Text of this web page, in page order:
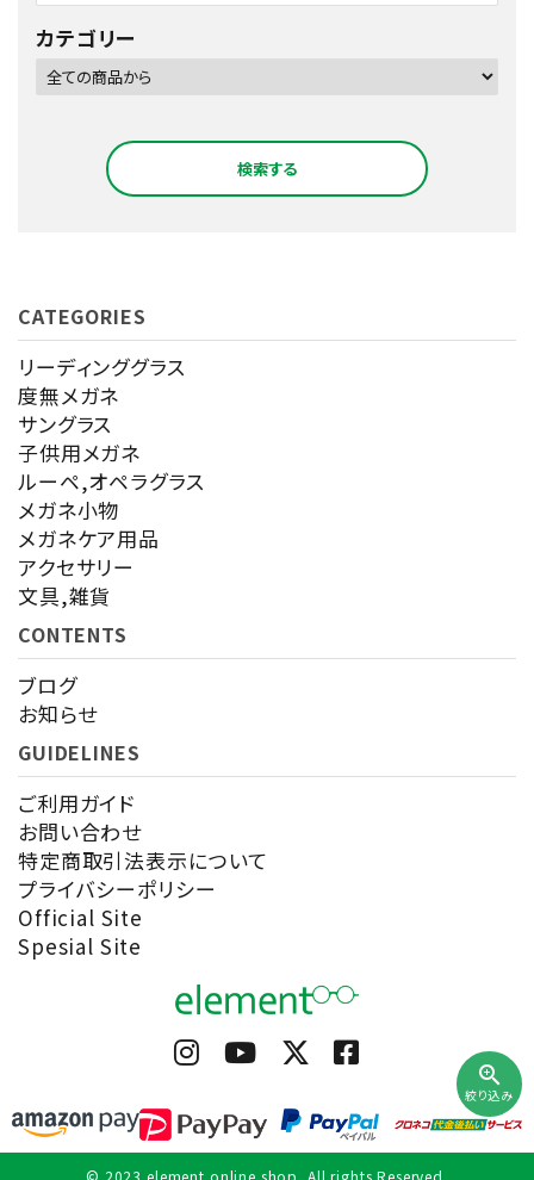
カテゴリー
検索する
zoom_in
絞り込み
キーワード
カテゴリー
CATEGORIES
リーディンググラス
度無メガネ
サングラス
子供用メガネ
ルーペ,オペラグラス
メガネ小物
メガネケア用品
アクセサリー
文具,雑貨
CONTENTS
ブログ
お知らせ
GUIDELINES
ご利用ガイド
お問い合わせ
特定商取引法表示について
プライバシーポリシー
Official Site
Spesial Site
© 2023 element online shop. All rights Reserved.